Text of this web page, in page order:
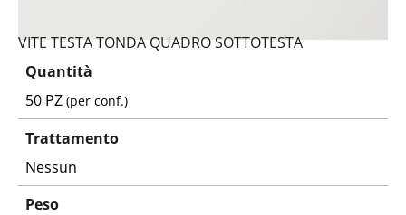
VITE TESTA TONDA QUADRO SOTTOTESTA
Quantità
50 PZ(per conf.)
Trattamento
Nessun
Peso